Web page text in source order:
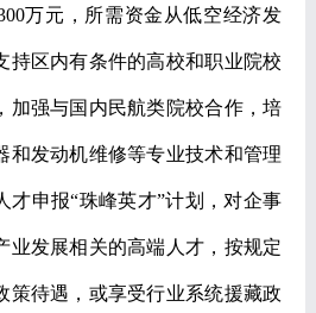
万元，所需资金从低空经济发
持区内有条件的高校和职业院校
加强与国内民航类院校合作，培
和发动机维修等专业技术和管理
才申报“珠峰英才”计划，对企事
业发展相关的高端人才，按规定
策待遇，或享受行业系统援藏政